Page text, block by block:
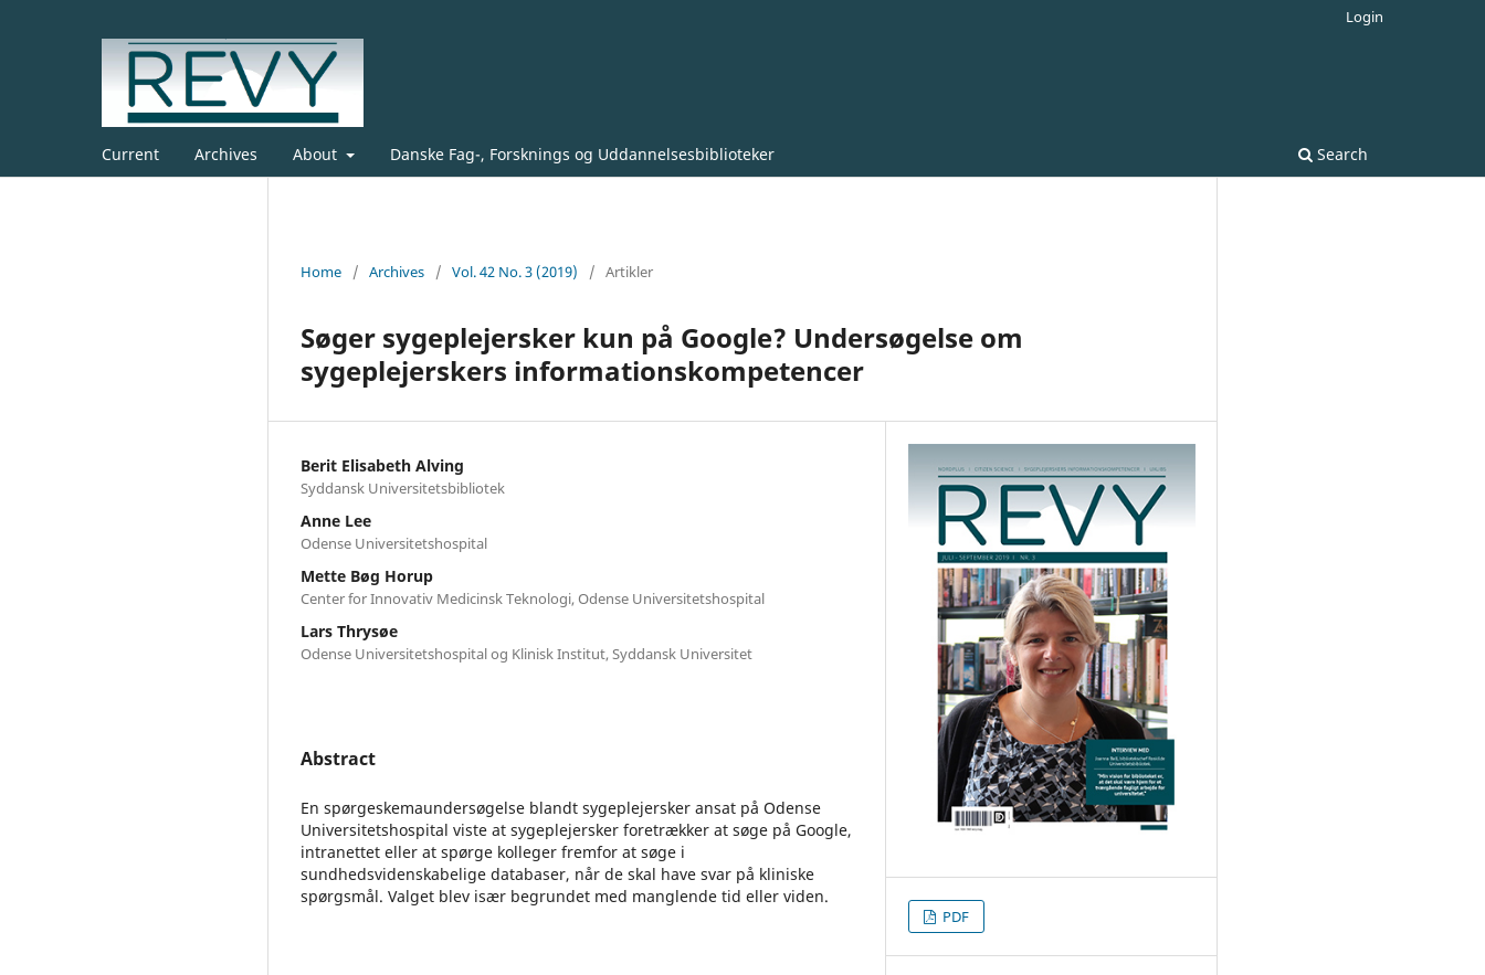
Current Archives About Danske Fag-, Forsknings og Uddannelsesbiblioteker Search
Login
Home / Archives / Vol. 42 No. 3 (2019) / Artikler
Søger sygeplejersker kun på Google? Undersøgelse om
sygeplejerskers informationskompetencer
Berit Elisabeth Alving
Syddansk Universitetsbibliotek
Anne Lee
Odense Universitetshospital
Mette Bøg Horup
Center for Innovativ Medicinsk Teknologi, Odense Universitetshospital
Lars Thrysøe
Odense Universitetshospital og Klinisk Institut, Syddansk Universitet
Abstract
En spørgeskemaundersøgelse blandt sygeplejersker ansat på Odense
Universitetshospital viste at sygeplejersker foretrækker at søge på Google,
intranettet eller at spørge kolleger fremfor at søge i
sundhedsvidenskabelige databaser, når de skal have svar på kliniske
spørgsmål. Valget blev især begrundet med manglende tid eller viden.
PDF